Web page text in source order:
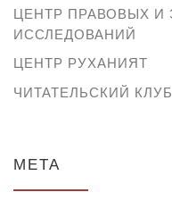
ЦЕНТР ПРАВОВЫХ
ИССЛЕДОВАНИЙ
ЦЕНТР РУХАНИЯТ
ЧИТАТЕЛЬСКИЙ
МЕТА